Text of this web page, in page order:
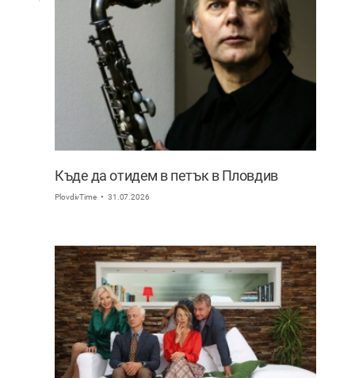
Къде да отидем в петък в Пловдив
PlovdivTime 31.07.2026